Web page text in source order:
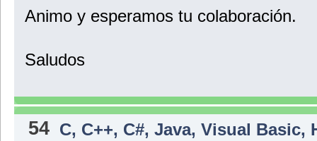
Animo y esperamos tu colaboración.
Saludos
54 C, C++, C#, Java, Visual Basic,